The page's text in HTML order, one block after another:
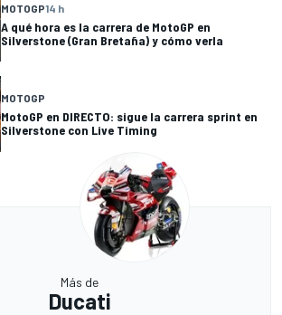
MOTOGP14 h
A qué hora es la carrera de MotoGP en
Silverstone (Gran Bretaña) y cómo verla
MOTOGP
MotoGP en DIRECTO: sigue la carrera sprint en
Silverstone con Live Timing
Más de
Ducati